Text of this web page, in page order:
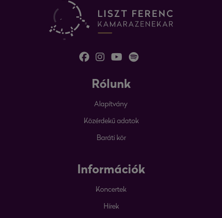
Rólunk
Alapítvány
Közérdekű adatok
Baráti kör
Információk
Koncertek
Hírek